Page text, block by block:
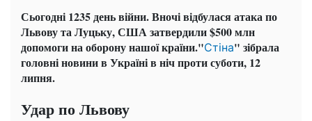
Сьогодні 1235 день війни. Вночі відбулася атака по
Львову та Луцьку, США затвердили $500 млн
допомоги на оборону нашої країни."Стіна" зібрала
головні новини в Україні в ніч проти суботи, 12
липня.
Удар поЛьвову